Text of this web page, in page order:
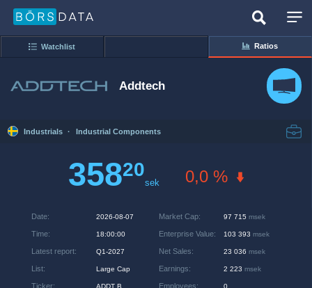
Watchlist Ratios
Addtech
Industrials · Industrial Components
35820
sek 0,0 %
Date: 2026-08-07
Time: 18:00:00
Latest report: Q1-2027
List: Large Cap
Ticker: ADDT B
Market Cap: 97 715 msek
Enterprise Value: 103 393 msek
Net Sales: 23 036 msek
Earnings: 2 223 msek
Employees: 0